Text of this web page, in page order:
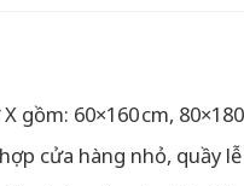
gồm: 60×160 cm,
cửa hàng nhỏ, quầy